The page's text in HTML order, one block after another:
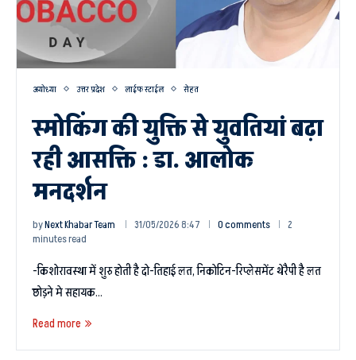
अयोध्या उत्तर प्रदेश लाईफ स्टाईल सेहत
स्मोकिंग की युक्ति से युवतियां बढ़ा
रही आसक्ति : डा. आलोक
मनदर्शन
byNext Khabar Team 31/05/2026 8:47 0 comments
2
minutes read
-किशोरावस्था में शुरु होती है दो-तिहाई लत, निकोटिन-रिप्लेसमेंट थेरैपी है लत
छोड़ने मे सहायक…
Read more